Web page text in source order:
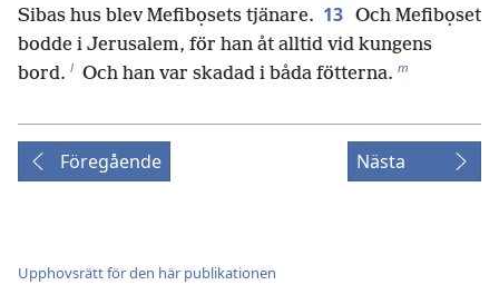
Sibas hus blev Mefibọsets tjänare. 13 Och Mefibọset
bodde i Jerusalem, för han åt alltid vid kungens
bord. l Och han var skadad i båda fötterna. m
Föregående Nästa
Upphovsrätt för den här publikationen